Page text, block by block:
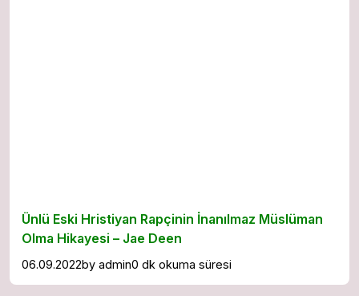
Ünlü Eski Hristiyan Rapçinin İnanılmaz Müslüman
Olma Hikayesi – Jae Deen
06.09.2022by admin0 dk okuma süresi